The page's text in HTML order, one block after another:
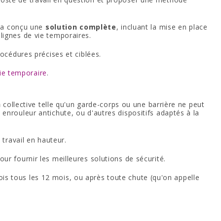
conçu une solution complète, incluant la mise en place
de vie temporaires.
précises et ciblées.
temporaire.
telle qu'un garde-corps ou une barrière ne peut
antichute, ou d'autres dispositifs adaptés à la
en hauteur.
fournir les meilleures solutions de sécurité.
tous les 12 mois, ou après toute chute (qu'on appelle